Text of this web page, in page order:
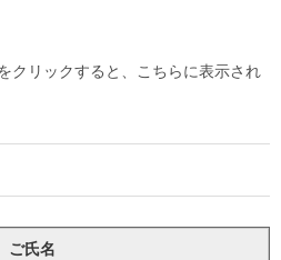
クリックすると、こちらに表示され
ご氏名